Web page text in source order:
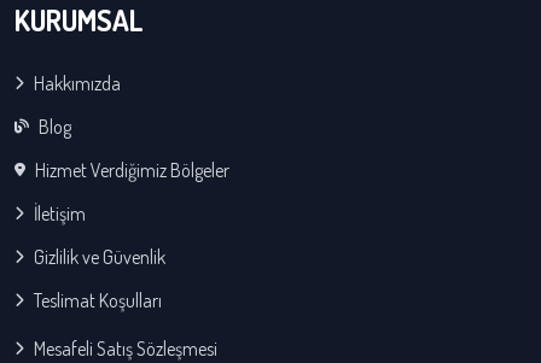
KURUMSAL
Hakkımızda
Blog
Hizmet Verdiğimiz Bölgeler
İletişim
Gizlilik ve Güvenlik
Teslimat Koşulları
Mesafeli Satış Sözleşmesi